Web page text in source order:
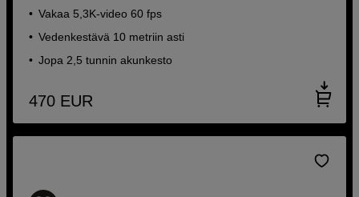
Vakaa 5,3K-video 60 fps
Vedenkestävä 10 metriin asti
Jopa 2,5 tunnin akunkesto
470 EUR